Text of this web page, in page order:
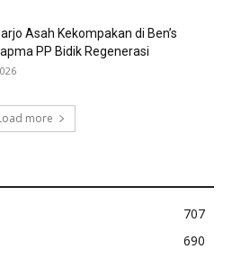
Asah Kekompakan di Ben’s
PP Bidik Regenerasi
more
707
690